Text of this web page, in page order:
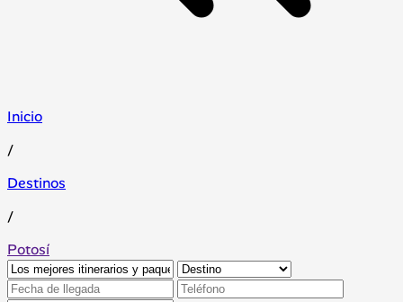
Inicio
/
Destinos
/
Potosí